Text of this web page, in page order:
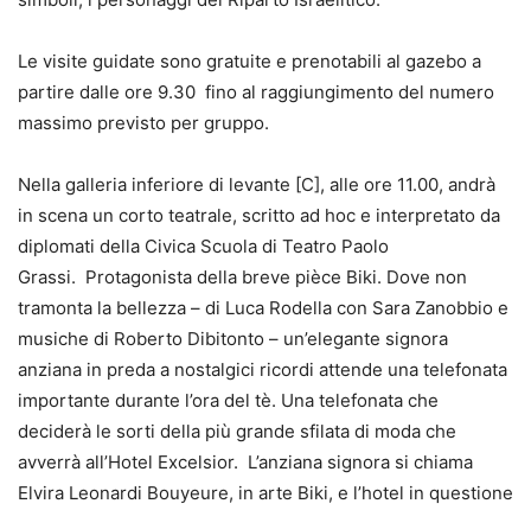
Le visite guidate sono gratuite e prenotabili al gazebo a
partire dalle ore 9.30 fino al raggiungimento del numero
massimo previsto per gruppo.
Nella galleria inferiore di levante [C], alle ore 11.00, andrà
in scena un corto teatrale, scritto ad hoc e interpretato da
diplomati della Civica Scuola di Teatro Paolo
Grassi. Protagonista della breve pièce Biki. Dove non
tramonta la bellezza – di Luca Rodella con Sara Zanobbio e
musiche di Roberto Dibitonto – un’elegante signora
anziana in preda a nostalgici ricordi attende una telefonata
importante durante l’ora del tè. Una telefonata che
deciderà le sorti della più grande sfilata di moda che
avverrà all’Hotel Excelsior. L’anziana signora si chiama
Elvira Leonardi Bouyeure, in arte Biki, e l’hotel in questione